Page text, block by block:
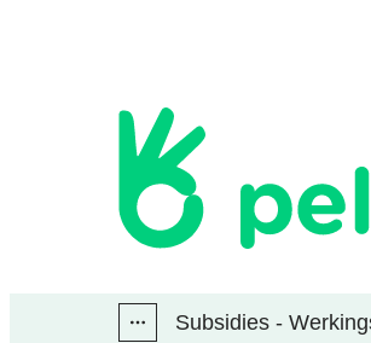
Gemeente Pelt
Toon alle broodkruimel
Subsidies -